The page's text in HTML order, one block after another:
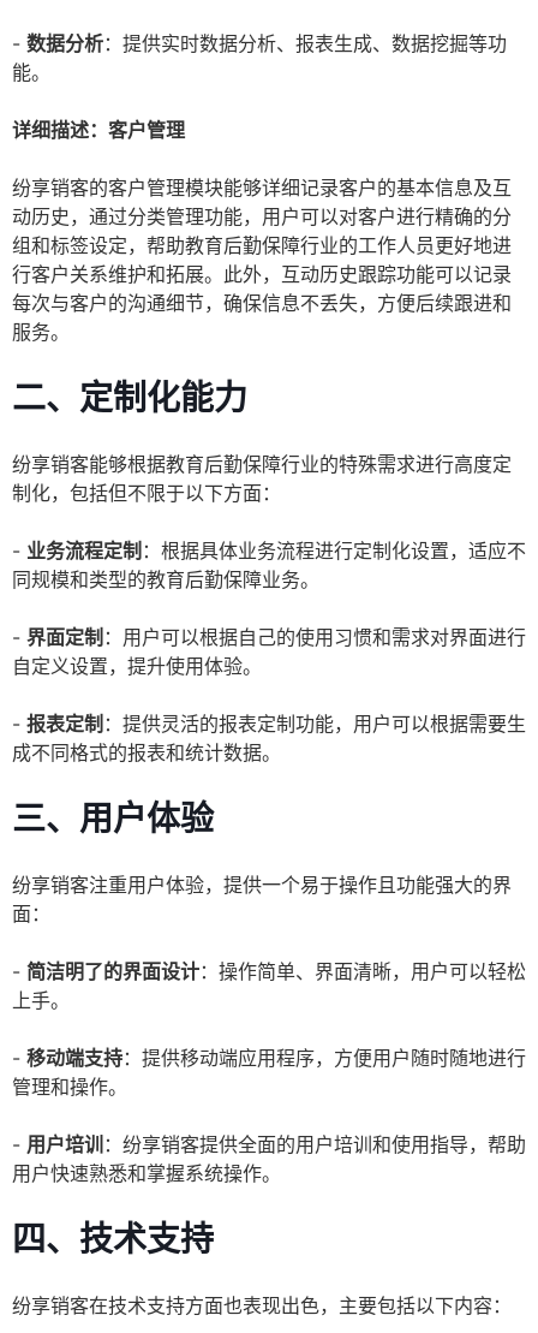
- 数据分析：提供实时数据分析、报表生成、数据挖掘等功
能。
详细描述：客户管理
纷享销客的客户管理模块能够详细记录客户的基本信息及互
动历史，通过分类管理功能，用户可以对客户进行精确的分
组和标签设定，帮助教育后勤保障行业的工作人员更好地进
行客户关系维护和拓展。此外，互动历史跟踪功能可以记录
每次与客户的沟通细节，确保信息不丢失，方便后续跟进和
服务。
二、定制化能力
纷享销客能够根据教育后勤保障行业的特殊需求进行高度定
制化，包括但不限于以下方面：
- 业务流程定制 ：根据具体业务流程进行定制化设置，适应不
同规模和类型的教育后勤保障业务。
- 界面定制 ：用户可以根据自己的使用习惯和需求对界面进行
自定义设置，提升使用体验。
- 报表定制 ：提供灵活的报表定制功能，用户可以根据需要生
成不同格式的报表和统计数据。
三、用户体验
纷享销客注重用户体验，提供一个易于操作且功能强大的界
面：
- 简洁明了的界面设计：操作简单、界面清晰，用户可以轻松
上手。
- 移动端支持：提供移动端应用程序，方便用户随时随地进行
管理和操作。
- 用户培训 ：纷享销客提供全面的用户培训和使用指导，帮助
用户快速熟悉和掌握系统操作。
四、技术支持
纷享销客在技术支持方面也表现出色，主要包括以下内容：